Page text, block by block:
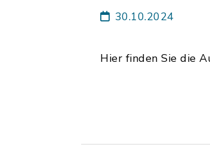
30.10.2024
Hier finden Sie die